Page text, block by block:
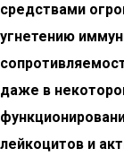
средствами
угнетению
даже в
лейкоцитов и